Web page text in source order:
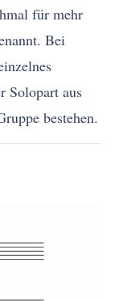
für mehr
Bei
Solopart aus
bestehen.